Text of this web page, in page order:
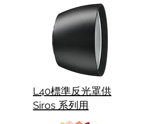
L40標準反光罩供
Siros 系列用